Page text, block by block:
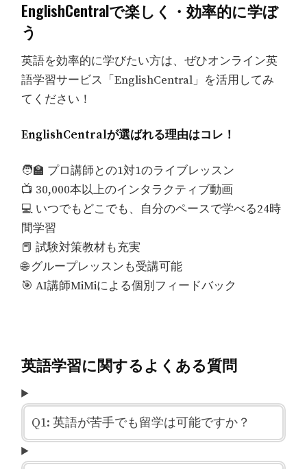
EnglishCentralで楽しく・効率的に学ぼ
う
英語を効率的に学びたい方は、ぜひオンライン英
語学習サービス「EnglishCentral」を活用してみ
てください！
EnglishCentralが選ばれる理由はコレ！
🧑‍🏫 プロ講師との1対1のライブレッスン
📺 30,000本以上のインタラクティブ動画
💻 いつでもどこでも、自分のペースで学べる24時
間学習
📕 試験対策教材も充実
🌐 グループレッスンも受講可能
🎯 AI講師MiMiによる個別フィードバック
英語学習に関するよくある質問
Q1: 英語が苦手でも留学は可能ですか？